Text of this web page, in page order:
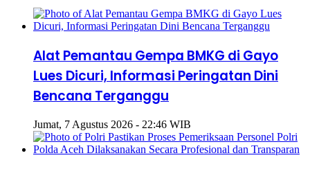
Alat Pemantau Gempa BMKG di Gayo
Lues Dicuri, Informasi Peringatan Dini
Bencana Terganggu
Jumat, 7 Agustus 2026 - 22:46 WIB